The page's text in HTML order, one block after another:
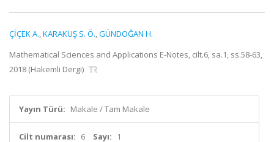
ÇİÇEK A.,KARAKUŞ S. Ö.,GÜNDOĞAN H.
Mathematical Sciences and Applications E-Notes, cilt.6, sa.1, ss.58-63,
2018 (Hakemli Dergi)
Yayın Türü: Makale / Tam Makale
Cilt numarası: 6 Sayı: 1